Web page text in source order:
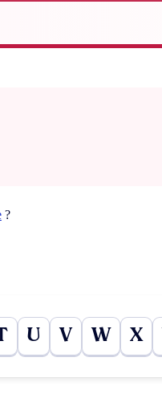
?
U V W X